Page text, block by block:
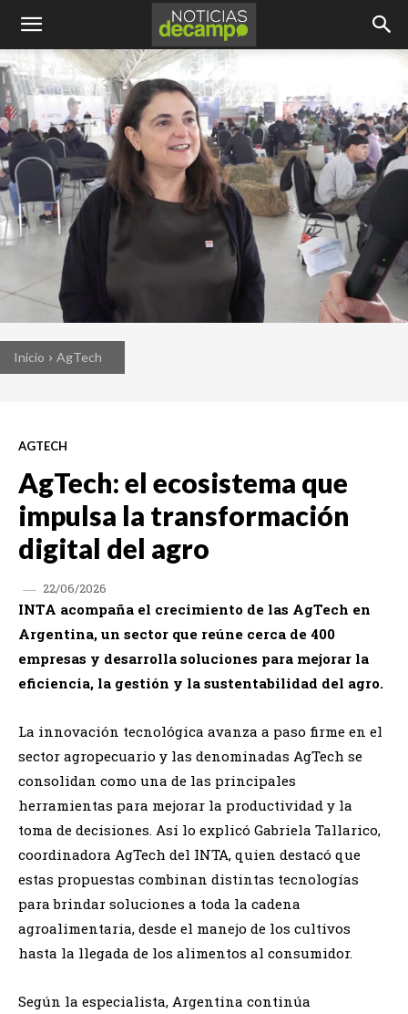
Inicio AgTech
AGTECH
AgTech: el ecosistema que
impulsa la transformación
digital del agro
22/06/2026
INTA acompaña el crecimiento de las AgTech en
Argentina, un sector que reúne cerca de 400
empresas y desarrolla soluciones para mejorar la
eficiencia, la gestión y la sustentabilidad del agro.
La innovación tecnológica avanza a paso firme en el
sector agropecuario y las denominadas AgTech se
consolidan como una de las principales
herramientas para mejorar la productividad y la
toma de decisiones. Así lo explicó Gabriela Tallarico,
coordinadora AgTech del INTA, quien destacó que
estas propuestas combinan distintas tecnologías
para brindar soluciones a toda la cadena
agroalimentaria, desde el manejo de los cultivos
hasta la llegada de los alimentos al consumidor.
Según la especialista, Argentina continúa